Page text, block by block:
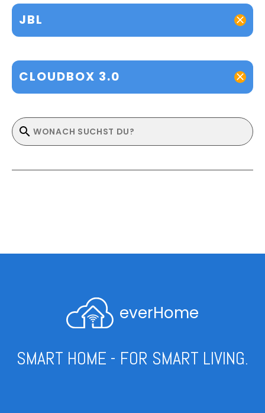
JBL
CLOUDBOX 3.0
everHome
SMART HOME - FOR SMART LIVING.